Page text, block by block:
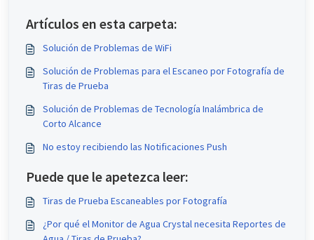
Artículos en esta carpeta:
Solución de Problemas de WiFi
Solución de Problemas para el Escaneo por Fotografía de
Tiras de Prueba
Solución de Problemas de Tecnología Inalámbrica de
Corto Alcance
No estoy recibiendo las Notificaciones Push
Puede que le apetezca leer:
Tiras de Prueba Escaneables por Fotografía
¿Por qué el Monitor de Agua Crystal necesita Reportes de